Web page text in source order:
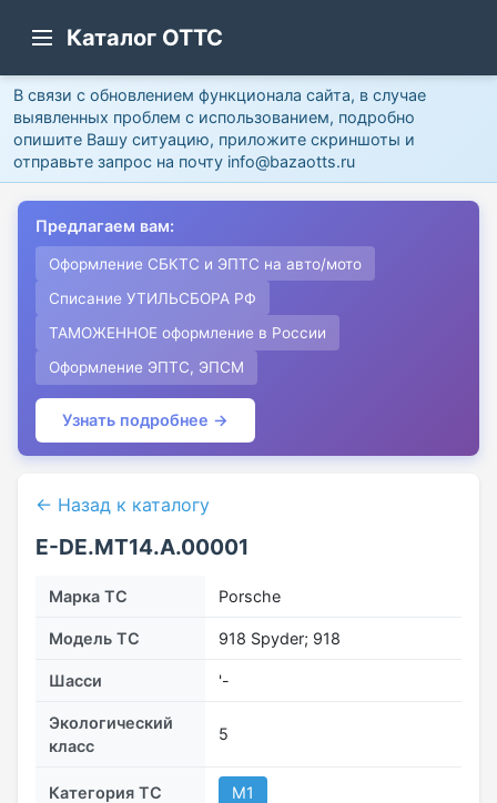
Каталог ОТТС
В связи с обновлением функционала сайта, в случае
выявленных проблем с использованием, подробно
опишите Вашу ситуацию, приложите скриншоты и
отправьте запрос на почту info@bazaotts.ru
Предлагаем вам:
Оформление СБКТС и ЭПТС на авто/мото
Списание УТИЛЬСБОРА РФ
ТАМОЖЕННОЕ оформление в России
Оформление ЭПТС, ЭПСМ
Узнать подробнее →
← Назад к каталогу
Е-DE.МТ14.А.00001
Марка ТС Porsche
Модель ТС 918 Spyder; 918
Шасси '-
Экологический
класс
5
Категория ТС M1